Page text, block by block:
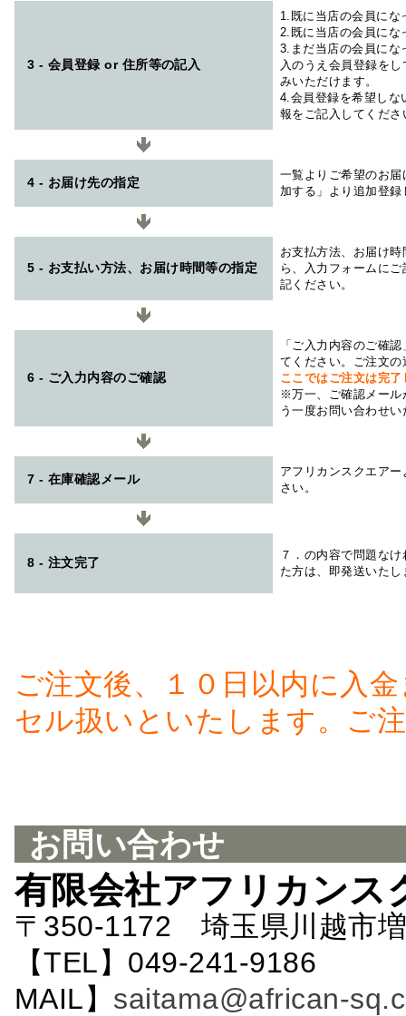
3 - 会員登録 or 住所等の記入
1.既に当店の会員にな
2.既に当店の会員にな
3.まだ当店の会員にな
入のうえ会員登録を
みいただけます。
4.会員登録を希望しな
報をご記入してくださ
4 - お届け先の指定
一覧よりご希望のお
加する」より追加登
5 - お支払い方法、お届け時間等の指定
お支払方法、お届け
ら、入力フォームに
記ください。
6 - ご入力内容のご確認
「ご入力内容のご確
てください。ご注文
ここではご注文は完
※万一、ご確認メール
う一度お問い合わせ
7 - 在庫確認メール
アフリカンスクエアー
さい。
8 - 注文完了
７．の内容で問題な
た方は、即発送いたし
ご注文後、１０日以内に入
セル扱いといたします。ご
お問い合わせ
有限会社アフリカンス
〒350-1172 埼玉県川越市
【TEL】049-241-
MAIL】 saitama@african-